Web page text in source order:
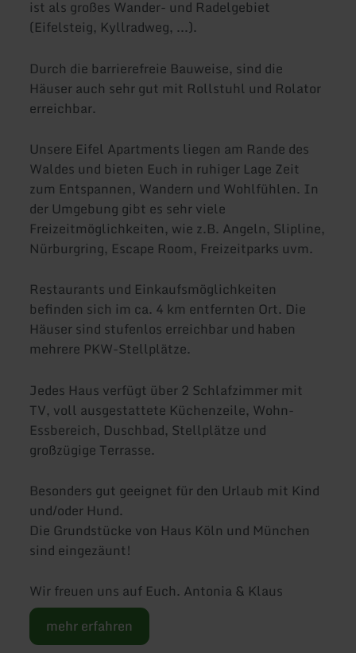
ist als großes Wander- und Radelgebiet
(Eifelsteig, Kyllradweg, ...).
Durch die barrierefreie Bauweise, sind die
Häuser auch sehr gut mit Rollstuhl und Rolator
erreichbar.
Unsere Eifel Apartments liegen am Rande des
Waldes und bieten Euch in ruhiger Lage Zeit
zum Entspannen, Wandern und Wohlfühlen. In
der Umgebung gibt es sehr viele
Freizeitmöglichkeiten, wie z.B. Angeln, Slipline,
Nürburgring, Escape Room, Freizeitparks uvm.
Restaurants und Einkaufsmöglichkeiten
befinden sich im ca. 4 km entfernten Ort. Die
Häuser sind stufenlos erreichbar und haben
mehrere PKW-Stellplätze.
Jedes Haus verfügt über 2 Schlafzimmer mit
TV, voll ausgestattete Küchenzeile, Wohn-
Essbereich, Duschbad, Stellplätze und
großzügige Terrasse.
Besonders gut geeignet für den Urlaub mit Kind
und/oder Hund.
Die Grundstücke von Haus Köln und München
sind eingezäunt!
Wir freuen uns auf Euch. Antonia & Klaus
mehr erfahren